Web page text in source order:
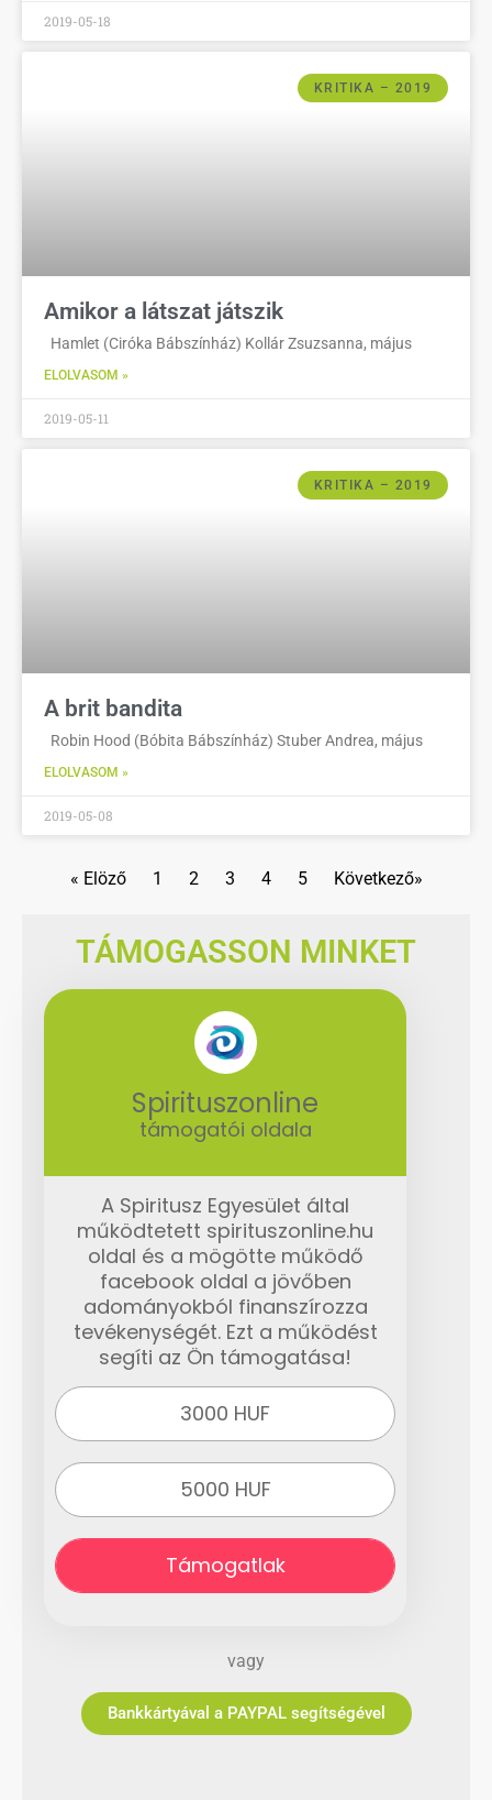
2019-05-18
KRITIKA – 2019
Amikor a látszat játszik
Hamlet (Ciróka Bábszínház) Kollár Zsuzsanna, május
ELOLVASOM »
2019-05-11
KRITIKA – 2019
A brit bandita
Robin Hood (Bóbita Bábszínház) Stuber Andrea, május
ELOLVASOM »
2019-05-08
« Elöző 1 2 3 4 5 Következő»
TÁMOGASSON MINKET
Spirituszonline
támogatói oldala
A Spiritusz Egyesület által
működtetett spirituszonline.hu
oldal és a mögötte működő
facebook oldal a jövőben
adományokból finanszírozza
tevékenységét. Ezt a működést
segíti az Ön támogatása!
3000 HUF
5000 HUF
Támogatlak
vagy
Bankkártyával a PAYPAL segítségével